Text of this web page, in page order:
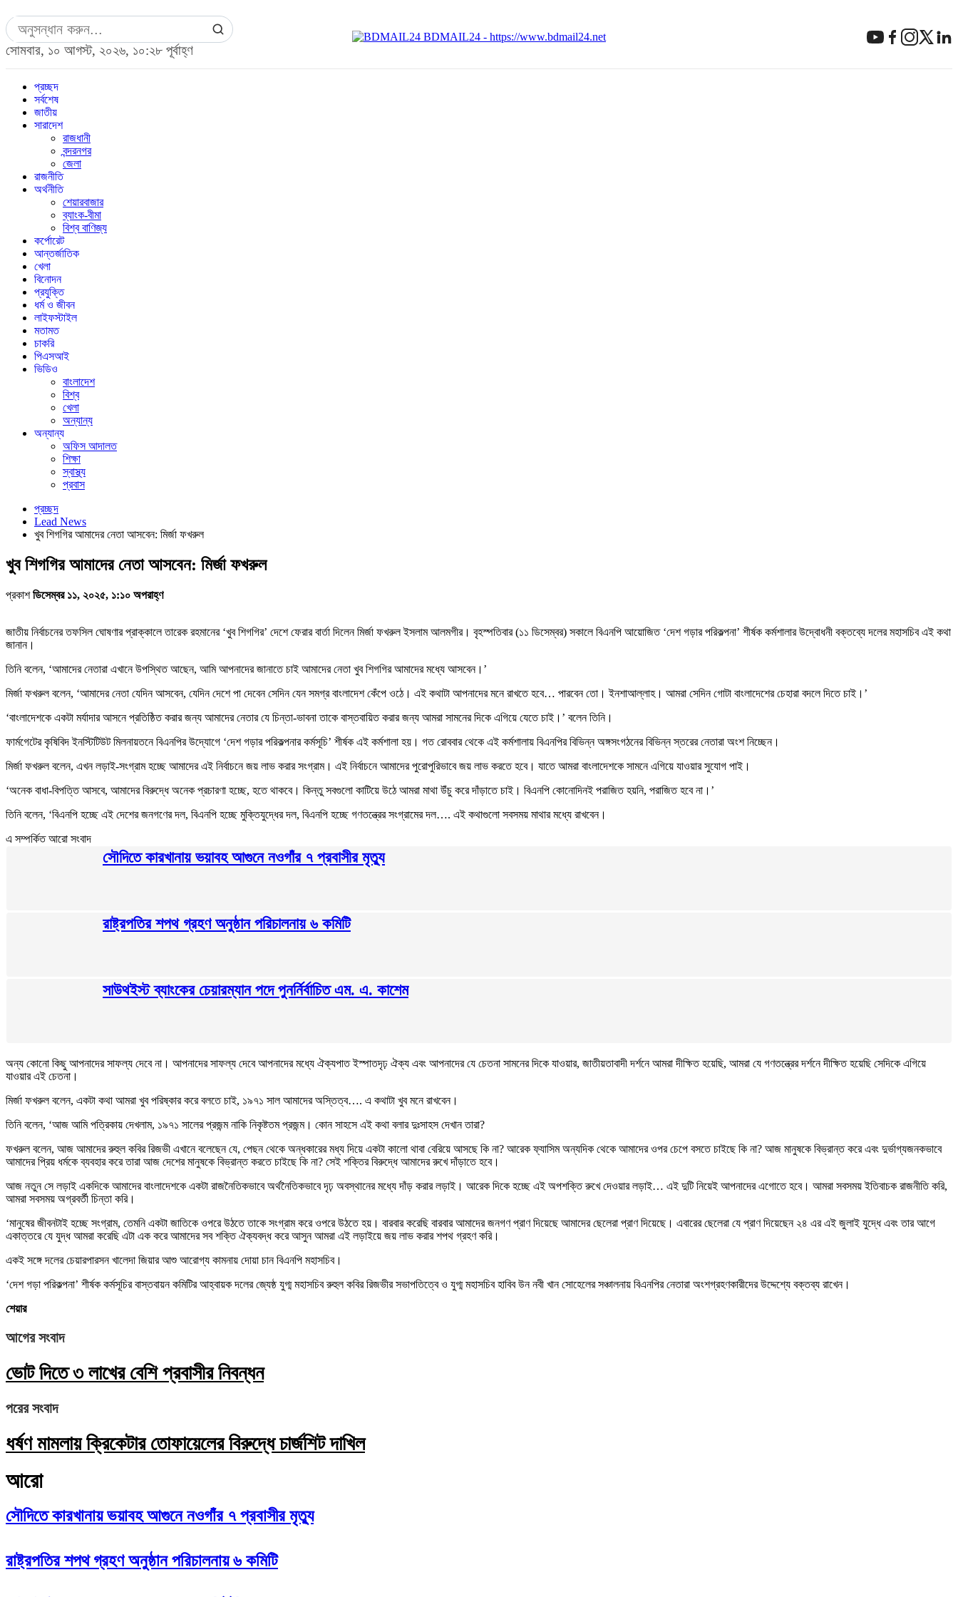
সোমবার, ১০ আগস্ট, ২০২৬, ১০:২৮ পূর্বাহ্ণ
BDMAIL24 - https://www.bdmail24.net
প্রচ্ছদ
সর্বশেষ
জাতীয়
সারাদেশ
রাজধানী
বন্দরনগর
জেলা
রাজনীতি
অর্থনীতি
শেয়ারবাজার
ব্যাংক-বীমা
বিশ্ব বাণিজ্য
কর্পোরেট
আন্তর্জাতিক
খেলা
বিনোদন
প্রযুক্তি
ধর্ম ও জীবন
লাইফস্টাইল
মতামত
চাকরি
পিএসআই
ভিডিও
বাংলাদেশ
বিশ্ব
খেলা
অন্যান্য
অন্যান্য
অফিস আদালত
শিক্ষা
স্বাস্থ্য
প্রবাস
প্রচ্ছদ
Lead News
খুব শিগগির আমাদের নেতা আসবেন: মির্জা ফখরুল
খুব শিগগির আমাদের নেতা আসবেন: মির্জা ফখরুল
প্রকাশডিসেম্বর ১১, ২০২৫, ১:১০ অপরাহ্ণ
জাতীয় নির্বাচনের তফসিল ঘোষণার প্রাক্কালে তারেক রহমানের ‘খুব শিগগির’ দেশে ফেরার বার্তা দিলেন মির্জা ফখরুল ইসলাম আলমগীর। বৃহস্পতিবার (১১ ডিসেম্বর) সকালে বিএনপি আয়োজিত ‘দেশ গড়ার পরিকল্পনা’ শীর্ষক কর্মশালার উদ্বোধনী বক্তব্যে দলের মহাসচিব এই কথা
জানান।
তিনি বলেন, ‘আমাদের নেতারা এখানে উপস্থিত আছেন, আমি আপনাদের জানাতে চাই আমাদের নেতা খুব শিগগির আমাদের মধ্যে আসবেন।’
মির্জা ফখরুল বলেন, ‘আমাদের নেতা যেদিন আসবেন, যেদিন দেশে পা দেবেন সেদিন যেন সমগ্র বাংলাদেশ কেঁপে ওঠে। এই কথাটা আপনাদের মনে রাখতে হবে… পারবেন তো। ইনশাআল্লাহ। আমরা সেদিন গোটা বাংলাদেশের চেহারা বদলে দিতে চাই।’
‘বাংলাদেশকে একটা মর্যাদার আসনে প্রতিষ্ঠিত করার জন্য আমাদের নেতার যে চিন্তা-ভাবনা তাকে বাস্তবায়িত করার জন্য আমরা সামনের দিকে এগিয়ে যেতে চাই।’ বলেন তিনি।
ফার্মগেটের কৃষিবিদ ইনস্টিটিউট মিলনায়তনে বিএনপির উদ্যোগে ‘দেশ গড়ার পরিকল্পনার কর্মসূচি’ শীর্ষক এই কর্মশালা হয়। গত রোববার থেকে এই কর্মশালায় বিএনপির বিভিন্ন অঙ্গসংগঠনের বিভিন্ন স্তরের নেতারা অংশ নিচ্ছেন।
মির্জা ফখরুল বলেন, এখন লড়াই-সংগ্রাম হচ্ছে আমাদের এই নির্বাচনে জয় লাভ করার সংগ্রাম। এই নির্বাচনে আমাদের পুরোপুরিভাবে জয় লাভ করতে হবে। যাতে আমরা বাংলাদেশকে সামনে এগিয়ে যাওয়ার সুযোগ পাই।
‘অনেক বাধা-বিপত্তি আসবে, আমাদের বিরুদ্ধে অনেক প্রচারণা হচ্ছে, হতে থাকবে। কিন্তু সবগুলো কাটিয়ে উঠে আমরা মাথা উঁচু করে দাঁড়াতে চাই। বিএনপি কোনোদিনই পরাজিত হয়নি, পরাজিত হবে না।’
তিনি বলেন, ‘বিএনপি হচ্ছে এই দেশের জনগণের দল, বিএনপি হচ্ছে মুক্তিযুদ্ধের দল, বিএনপি হচ্ছে গণতন্ত্রের সংগ্রামের দল…. এই কথাগুলো সবসময় মাথার মধ্যে রাখবেন।
এ সম্পর্কিত আরো সংবাদ
সৌদিতে কারখানায় ভয়াবহ আগুনে নওগাঁর ৭ প্রবাসীর মৃত্যু
রাষ্ট্রপতির শপথ গ্রহণ অনুষ্ঠান পরিচালনায় ৬ কমিটি
সাউথইস্ট ব্যাংকের চেয়ারম্যান পদে পুনর্নির্বাচিত এম. এ. কাশেম
অন্য কোনো কিছু আপনাদের সাফল্য দেবে না। আপনাদের সাফল্য দেবে আপনাদের মধ্যে ঐক্যপাত ইস্পাতদৃঢ় ঐক্য এবং আপনাদের যে চেতনা সামনের দিকে যাওয়ার, জাতীয়তাবাদী দর্শনে আমরা দীক্ষিত হয়েছি, আমরা যে গণতন্ত্রের দর্শনে দীক্ষিত হয়েছি সেদিকে এগিয়ে
যাওয়ার এই চেতনা।
মির্জা ফখরুল বলেন, একটা কথা আমরা খুব পরিষ্কার করে বলতে চাই, ১৯৭১ সাল আমাদের অস্তিত্ব…. এ কথাটা খুব মনে রাখবেন।
তিনি বলেন, ‘আজ আমি পত্রিকায় দেখলাম, ১৯৭১ সালের প্রজন্ম নাকি নিকৃষ্টতম প্রজন্ম। কোন সাহসে এই কথা বলার দুঃসাহস দেখান তারা?
ফখরুল বলেন, আজ আমাদের রুহুল কবির রিজভী এখানে বলেছেন যে, পেছন থেকে অন্ধকারের মধ্য দিয়ে একটা কালো থাবা বেরিয়ে আসছে কি না? আরেক ফ্যাসিম অন্যদিক থেকে আমাদের ওপর চেপে বসতে চাইছে কি না? আজ মানুষকে বিভ্রান্ত করে এবং দুর্ভাগ্যজনকভাবে
আমাদের প্রিয় ধর্মকে ব্যবহার করে তারা আজ দেশের মানুষকে বিভ্রান্ত করতে চাইছে কি না? সেই শক্তির বিরুদ্ধে আমাদের রুখে দাঁড়াতে হবে।
আজ নতুন সে লড়াই একদিকে আমাদের বাংলাদেশকে একটা রাজনৈতিকভাবে অর্থনৈতিকভাবে দৃঢ় অবস্থানের মধ্যে দাঁড় করার লড়াই। আরেক দিকে হচ্ছে এই অপশক্তি রুখে দেওয়ার লড়াই… এই দুটি নিয়েই আপনাদের এগোতে হবে। আমরা সবসময় ইতিবাচক রাজনীতি করি,
আমরা সবসময় অগ্রবর্তী চিন্তা করি।
‘মানুষের জীবনটাই হচ্ছে সংগ্রাম, তেমনি একটা জাতিকে ওপরে উঠতে তাকে সংগ্রাম করে ওপরে উঠতে হয়। বারবার করেছি বারবার আমাদের জনগণ প্রাণ দিয়েছে আমাদের ছেলেরা প্রাণ দিয়েছে। এবারের ছেলেরা যে প্রাণ দিয়েছেন ২৪ এর এই জুলাই যুদ্ধে এবং তার আগে
একাত্তরে যে যুদ্ধ আমরা করেছি এটা এক করে আমাদের সব শক্তি ঐক্যবদ্ধ করে আসুন আমরা এই লড়াইয়ে জয় লাভ করার শপথ গ্রহণ করি।
একই সঙ্গে দলের চেয়ারপারসন খালেদা জিয়ার আশু আরোগ্য কামনায় দোয়া চান বিএনপি মহাসচিব।
‘দেশ গড়া পরিকল্পনা’ শীর্ষক কর্মসূচির বাস্তবায়ন কমিটির আহ্বায়ক দলের জ্যেষ্ঠ যুগ্ম মহাসচিব রুহুল কবির রিজভীর সভাপতিত্বে ও যুগ্ম মহাসচিব হাবিব উন নবী খান সোহেলের সঞ্চালনায় বিএনপির নেতারা অংশগ্রহণকারীদের উদ্দেশ্যে বক্তব্য রাখেন।
শেয়ার
আগের সংবাদ
ভোট দিতে ৩ লাখের বেশি প্রবাসীর নিবন্ধন
পরের সংবাদ
ধর্ষণ মামলায় ক্রিকেটার তোফায়েলের বিরুদ্ধে চার্জশিট দাখিল
আরো
সৌদিতে কারখানায় ভয়াবহ আগুনে নওগাঁর ৭ প্রবাসীর মৃত্যু
রাষ্ট্রপতির শপথ গ্রহণ অনুষ্ঠান পরিচালনায় ৬ কমিটি